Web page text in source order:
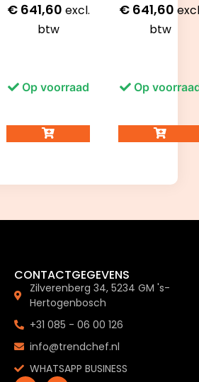
€641,60 excl.
btw
Op voorraad
€641,60
btw
Op
CONTACTGEGEVENS
Zilverenberg 34, 5234 GM 's-
Hertogenbosch
+31 085 - 06 00 126
info@trendchef.nl
WHATSAPP BUSINESS